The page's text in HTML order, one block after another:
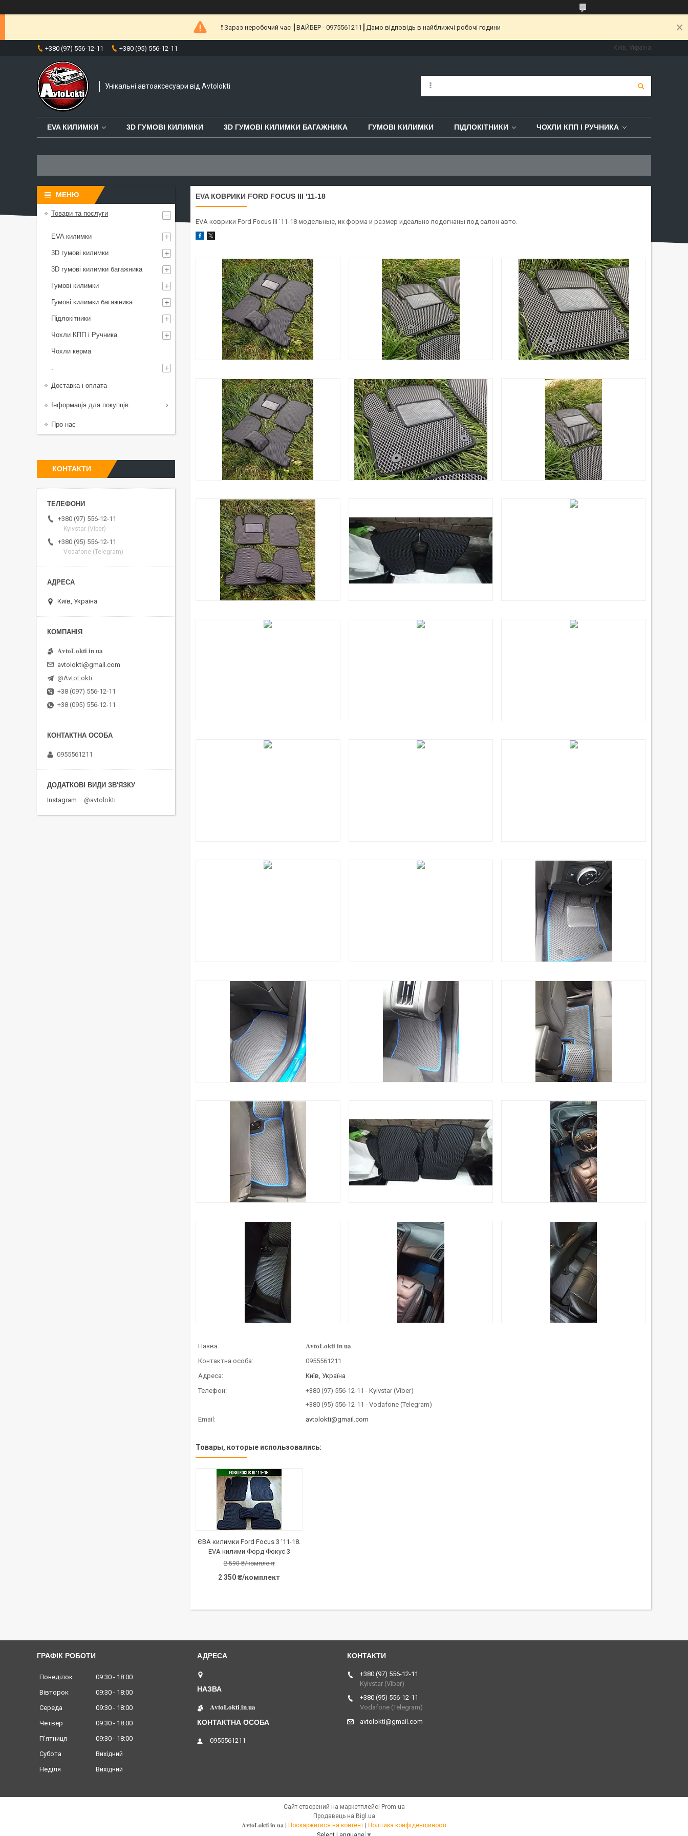
❗️ Зараз неробочий час ┃ВАЙБЕР - 0975561211┃Дамо відповідь в найближчі робочі години
+380 (97) 556-12-11 +380 (95) 556-12-11 Київ, Україна
Унікальні автоаксесуари від Avtolokti
EVA КИЛИМКИ 3D ГУМОВІ КИЛИМКИ 3D ГУМОВІ КИЛИМКИ БАГАЖНИКА ГУМОВІ КИЛИМКИ ПІДЛОКІТНИКИ ЧОХЛИ КПП І РУЧНИКА
EVA КОВРИКИ FORD FOCUS III '11-18
EVA коврики Ford Focus III '11-18 модельные, их форма и размер идеально подогнаны под салон авто.
𝐀𝐯𝐭𝐨𝐋𝐨𝐤𝐭𝐢.𝐢𝐧.𝐮𝐚
0955561211
Київ, Україна
+380 (97) 556-12-11
Kyivstar (Viber)
+380 (95) 556-12-11
Vodafone (Telegram)
avtolokti@gmail.com
ЄВА килимки Ford Focus 3 '11-18.
EVA килими Форд Фокус 3
2 590 ₴/комплект
2 350 ₴/комплект
Товари та послуги
EVA килимки
3D гумові килимки
3D гумові килимки багажника
Гумові килимки
Гумові килимки багажника
Підлокітники
Чохли КПП і Ручника
Чохли керма
.
Доставка і оплата
Інформація для покупців
Про нас
КОНТАКТИ
+380 (97) 556-12-11
Kyivstar (Viber)
+380 (95) 556-12-11
Vodafone (Telegram)
Київ, Україна
𝐀𝐯𝐭𝐨𝐋𝐨𝐤𝐭𝐢.𝐢𝐧.𝐮𝐚
avtolokti@gmail.com
@AvtoLokti
+38 (097) 556-12-11
+38 (095) 556-12-11
0955561211
Instagram @avtolokti
ГРАФІК РОБОТИ
Понеділок 09:30
18:00
Вівторок
09:30
18:00
Середа
09:30
18:00
Четвер
09:30
18:00
Пʼятниця
09:30
18:00
Субота
Вихідний
Неділя
Вихідний
𝐀𝐯𝐭𝐨𝐋𝐨𝐤𝐭𝐢.𝐢𝐧.𝐮𝐚
0955561211
+380 (97) 556-12-11
Kyivstar (Viber)
+380 (95) 556-12-11
Vodafone (Telegram)
avtolokti@gmail.com
Сайт створений на маркетплейсі Prom.ua
Продавець на Bigl.ua
Поскаржитися на контент
Політика конфіденційності